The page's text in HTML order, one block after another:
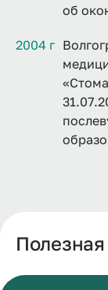
об
2004 г